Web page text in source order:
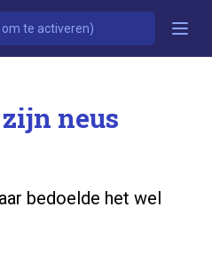
neus
bedoelde het wel